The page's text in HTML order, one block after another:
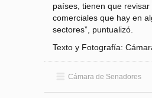
países, tienen que revisar
comerciales que hay en
sectores”, puntualizó.
Texto y Fotografía:
Cámara de Senadores